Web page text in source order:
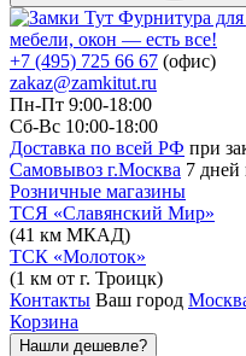
Фурнитура для
мебели, окон — есть все!
+7 (495) 725 66 67 (офис)
zakaz@zamkitut.ru
Пн-Пт 9:00-18:00
Сб-Вс 10:00-18:00
Доставка по всей РФ при
Самовывоз г.Москва 7 дней
Розничные магазины
ТСЯ «Славянский Мир»
(41 км МКАД)
ТСК «Молоток»
(1 км от г. Троицк)
Контакты Ваш город
Корзина
Нашли дешевле?